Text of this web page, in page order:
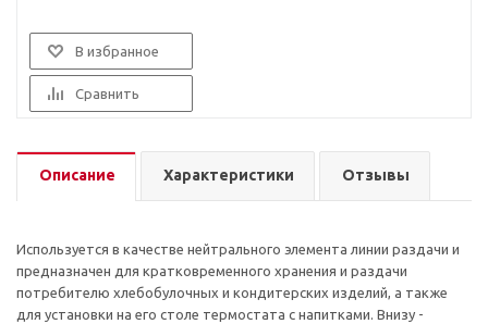
В избранное
Сравнить
Описание Характеристики Отзывы
Используется в качестве нейтрального элемента линии раздачи и
предназначен для кратковременного хранения и раздачи
потребителю хлебобулочных и кондитерских изделий, а также
для установки на его столе термостата с напитками. Внизу -